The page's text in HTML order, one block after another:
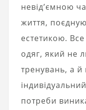
невід’ємною
життя,
естетикою.
одяг, який не
тренувань, а й
потреби